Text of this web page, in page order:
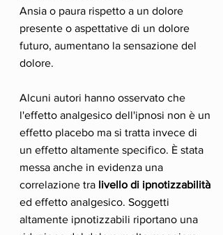
Ansia o paura rispetto a un dolore
presente o aspettative di un dolore
futuro, aumentano la sensazione del
dolore.
Alcuni autori hanno osservato che
l'effetto analgesico dell'ipnosi non è un
effetto placebo ma si tratta invece di
un effetto altamente specifico. È stata
messa anche in evidenza una
correlazione tra livello di ipnotizzabilità
ed effetto analgesico. Soggetti
altamente ipnotizzabili riportano una